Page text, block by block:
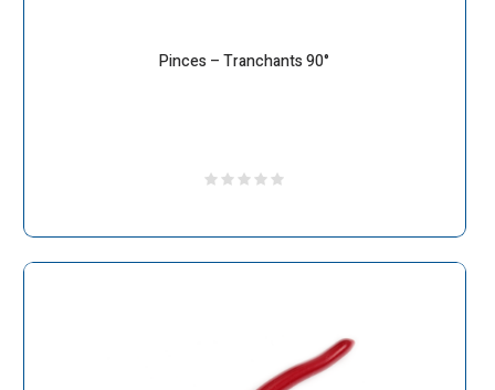
Pinces – Tranchants 90°